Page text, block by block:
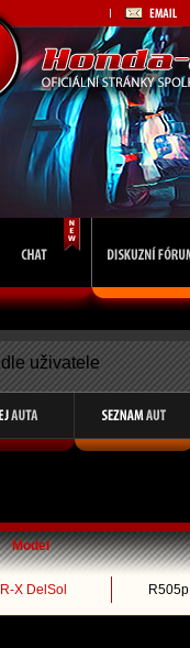
uživatele
Model
X DelSol